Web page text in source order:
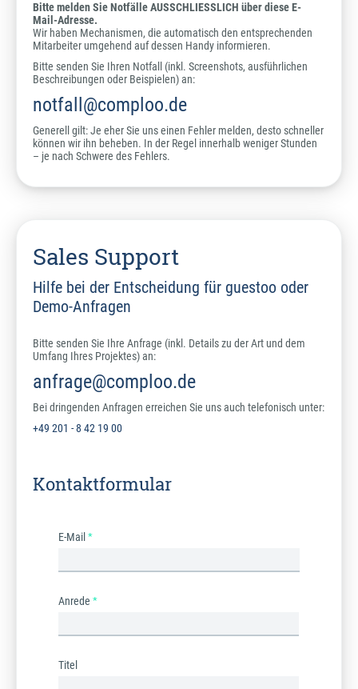
Bitte melden Sie Notfälle AUSSCHLIESSLICH über diese E-
Mail-Adresse.
Wir haben Mechanismen, die automatisch den entsprechenden
Mitarbeiter umgehend auf dessen Handy informieren.
Bitte senden Sie Ihren Notfall (inkl. Screenshots, ausführlichen
Beschreibungen oder Beispielen) an:
notfall@comploo.de
Generell gilt: Je eher Sie uns einen Fehler melden, desto schneller
können wir ihn beheben. In der Regel innerhalb weniger Stunden
– je nach Schwere des Fehlers.
Sales Support
Hilfe bei der Entscheidung für guestoo oder
Demo-Anfragen
Bitte senden Sie Ihre Anfrage (inkl. Details zu der Art und dem
Umfang Ihres Projektes) an:
anfrage@comploo.de
Bei dringenden Anfragen erreichen Sie uns auch telefonisch unter:
+49 201 - 8 42 19 00
Kontaktformular